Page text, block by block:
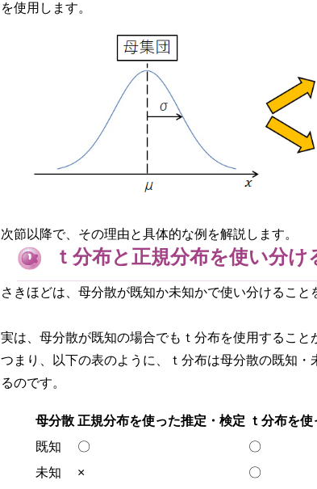
を使用します。
次節以降で、その理由と具体的な例を解説します。
ｔ分布と正規分布を使い分け
さきほどは、母分散が既知か未知かで使い分けること
実は、母分散が既知の場合でもｔ分布を使用すること
つまり、以下の表のように、ｔ分布は母分散の既知・
るのです。
母分散 正規分布を使った推定・検定 ｔ分布を
既知
〇
〇
未知
× 〇